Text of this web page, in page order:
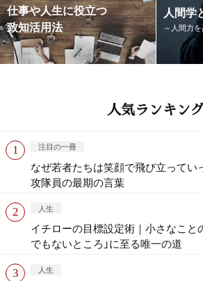
仕事や人生に役立つ
致知活用法
人間学
～人間力
人気ランキン
注目の一冊
なぜ若者たちは笑顔で飛び立って
攻隊員の最期の言葉
人生
イチローの目標設定術｜小さなこと
でもないところ」に至る唯一の道
人生